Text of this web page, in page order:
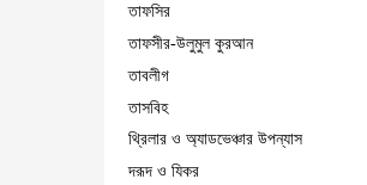
তাফসির
তাফসীর-উলুমুল কুরআন
তাবলীগ
তাসবিহ
থ্রিলার ও অ্যাডভেঞ্চার উপন্যাস
দরূদ ও যিকর